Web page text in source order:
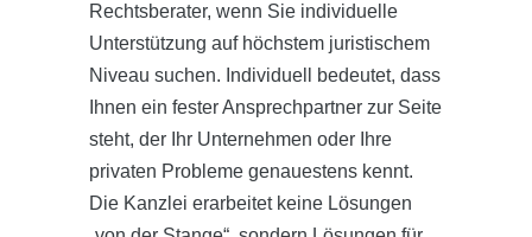
Rechtsberater, wenn Sie individuelle
Unterstützung auf höchstem juristischem
Niveau suchen. Individuell bedeutet, dass
Ihnen ein fester Ansprechpartner zur Seite
steht, der Ihr Unternehmen oder Ihre
privaten Probleme genauestens kennt.
Die Kanzlei erarbeitet keine Lösungen